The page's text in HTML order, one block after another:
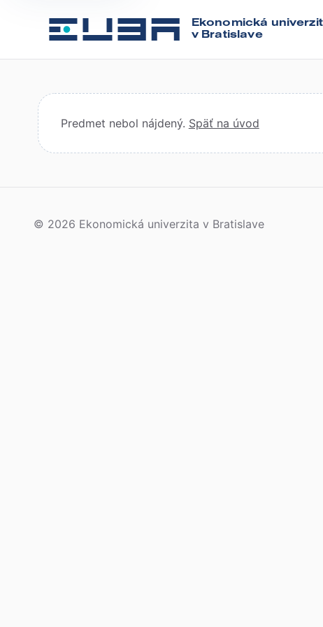
Ekonomická
v Bratislave
Predmet nebol nájdený. Späť na úvod
© 2026 Ekonomická univerzita v Bratislave